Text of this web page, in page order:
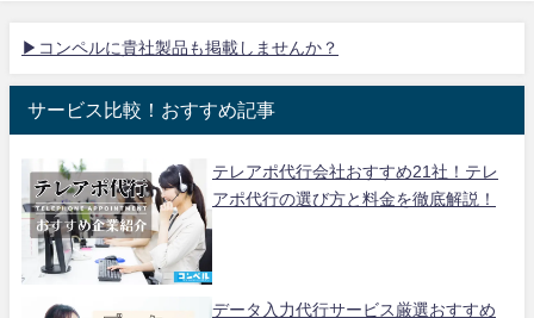
▶コンペルに貴社製品も掲載しませんか？
サービス比較！おすすめ記事
テレアポ代行会社おすすめ21社！テレ
アポ代行の選び方と料金を徹底解説！
データ入力代行サービス厳選おすすめ